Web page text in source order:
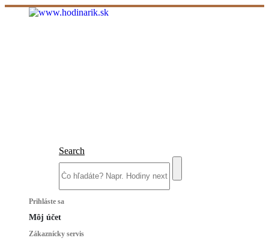
Search
Prihláste sa
Môj účet
Zákaznícky servis